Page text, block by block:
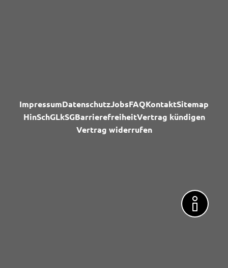
ImpressumDatenschutzJobsFAQKontaktSitemap
HinSchGLkSGBarrierefreiheitVertrag kündigen
Vertrag widerrufen